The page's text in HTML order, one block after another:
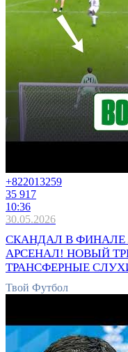
+822013259
35 917
10:36
30.05.2026
СКАНДАЛ В
АРСЕНАЛ! НОВЫЙ
ТРАНСФЕРНЫЕ
Твой Футбол